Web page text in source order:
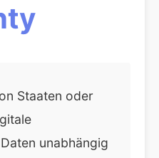
Staaten oder
unabhängig